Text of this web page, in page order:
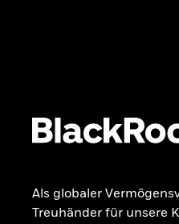
Als globaler
Treuhänder für unsere